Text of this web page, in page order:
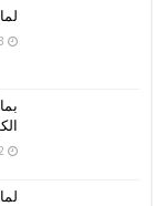
23
22